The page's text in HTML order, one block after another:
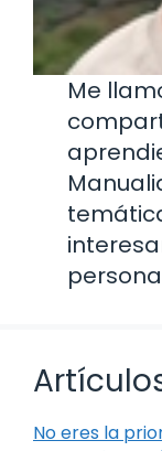
Me
No eres la